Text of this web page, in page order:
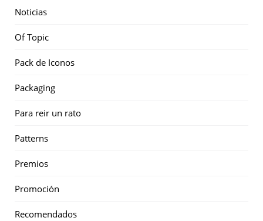
Noticias
Of Topic
Pack de Iconos
Packaging
Para reir un rato
Patterns
Premios
Promoción
Recomendados